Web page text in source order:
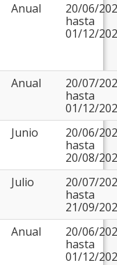
Anual
20/06/
hasta
01/12/
Anual
20/07/
hasta
01/12/
Junio
20/06/
hasta
20/08/
Julio
20/07/
hasta
21/09/
Anual
20/06/
hasta
01/12/